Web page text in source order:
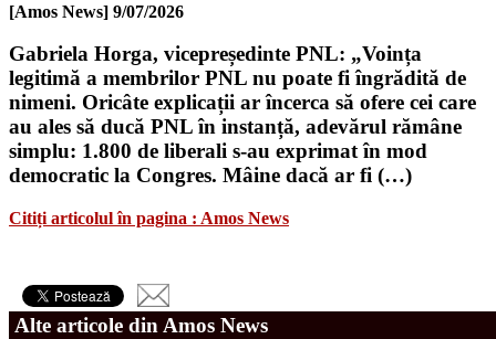
[Amos News] 9/07/2026
Gabriela Horga, vicepreședinte PNL: „Voința
legitimă a membrilor PNL nu poate fi îngrădită de
nimeni. Oricâte explicații ar încerca să ofere cei care
au ales să ducă PNL în instanță, adevărul rămâne
simplu: 1.800 de liberali s-au exprimat în mod
democratic la Congres. Mâine dacă ar fi (…)
Citiți articolul în pagina : Amos News
Alte articole din Amos News